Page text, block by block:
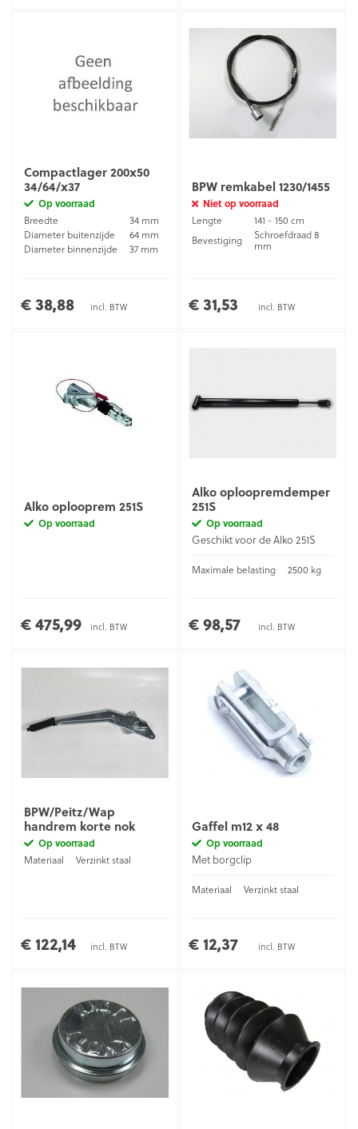
Compactlager 200x50
34/64/x37
Op voorraad
Breedte
34 mm
Diameter buitenzijde
64 mm
Diameter binnenzijde
37 mm
€ 38,88 incl. BTW
BPW remkabel 1230/1455
Niet op voorraad
Lengte
141 - 150 cm
Bevestiging
Schroefdraad 8
mm
€ 31,53 incl. BTW
Alko oplooprem 251S
Op voorraad
€ 475,99 incl. BTW
Alko oploopremdemper
251S
Op voorraad
Geschikt voor de Alko 251S
Maximale belasting 2500 kg
€ 98,57 incl. BTW
BPW/Peitz/Wap
handrem korte nok
Op voorraad
Materiaal
Verzinkt staal
€ 122,14 incl. BTW
Gaffel m12 x 48
Op voorraad
Met borgclip
Materiaal Verzinkt staal
€ 12,37 incl. BTW